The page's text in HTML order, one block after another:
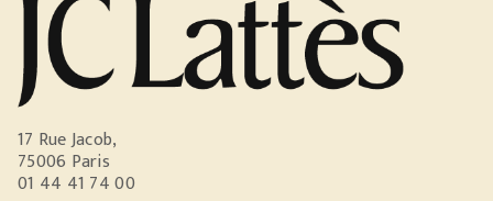
17 Rue Jacob,
75006 Paris
01 44 41 74 00